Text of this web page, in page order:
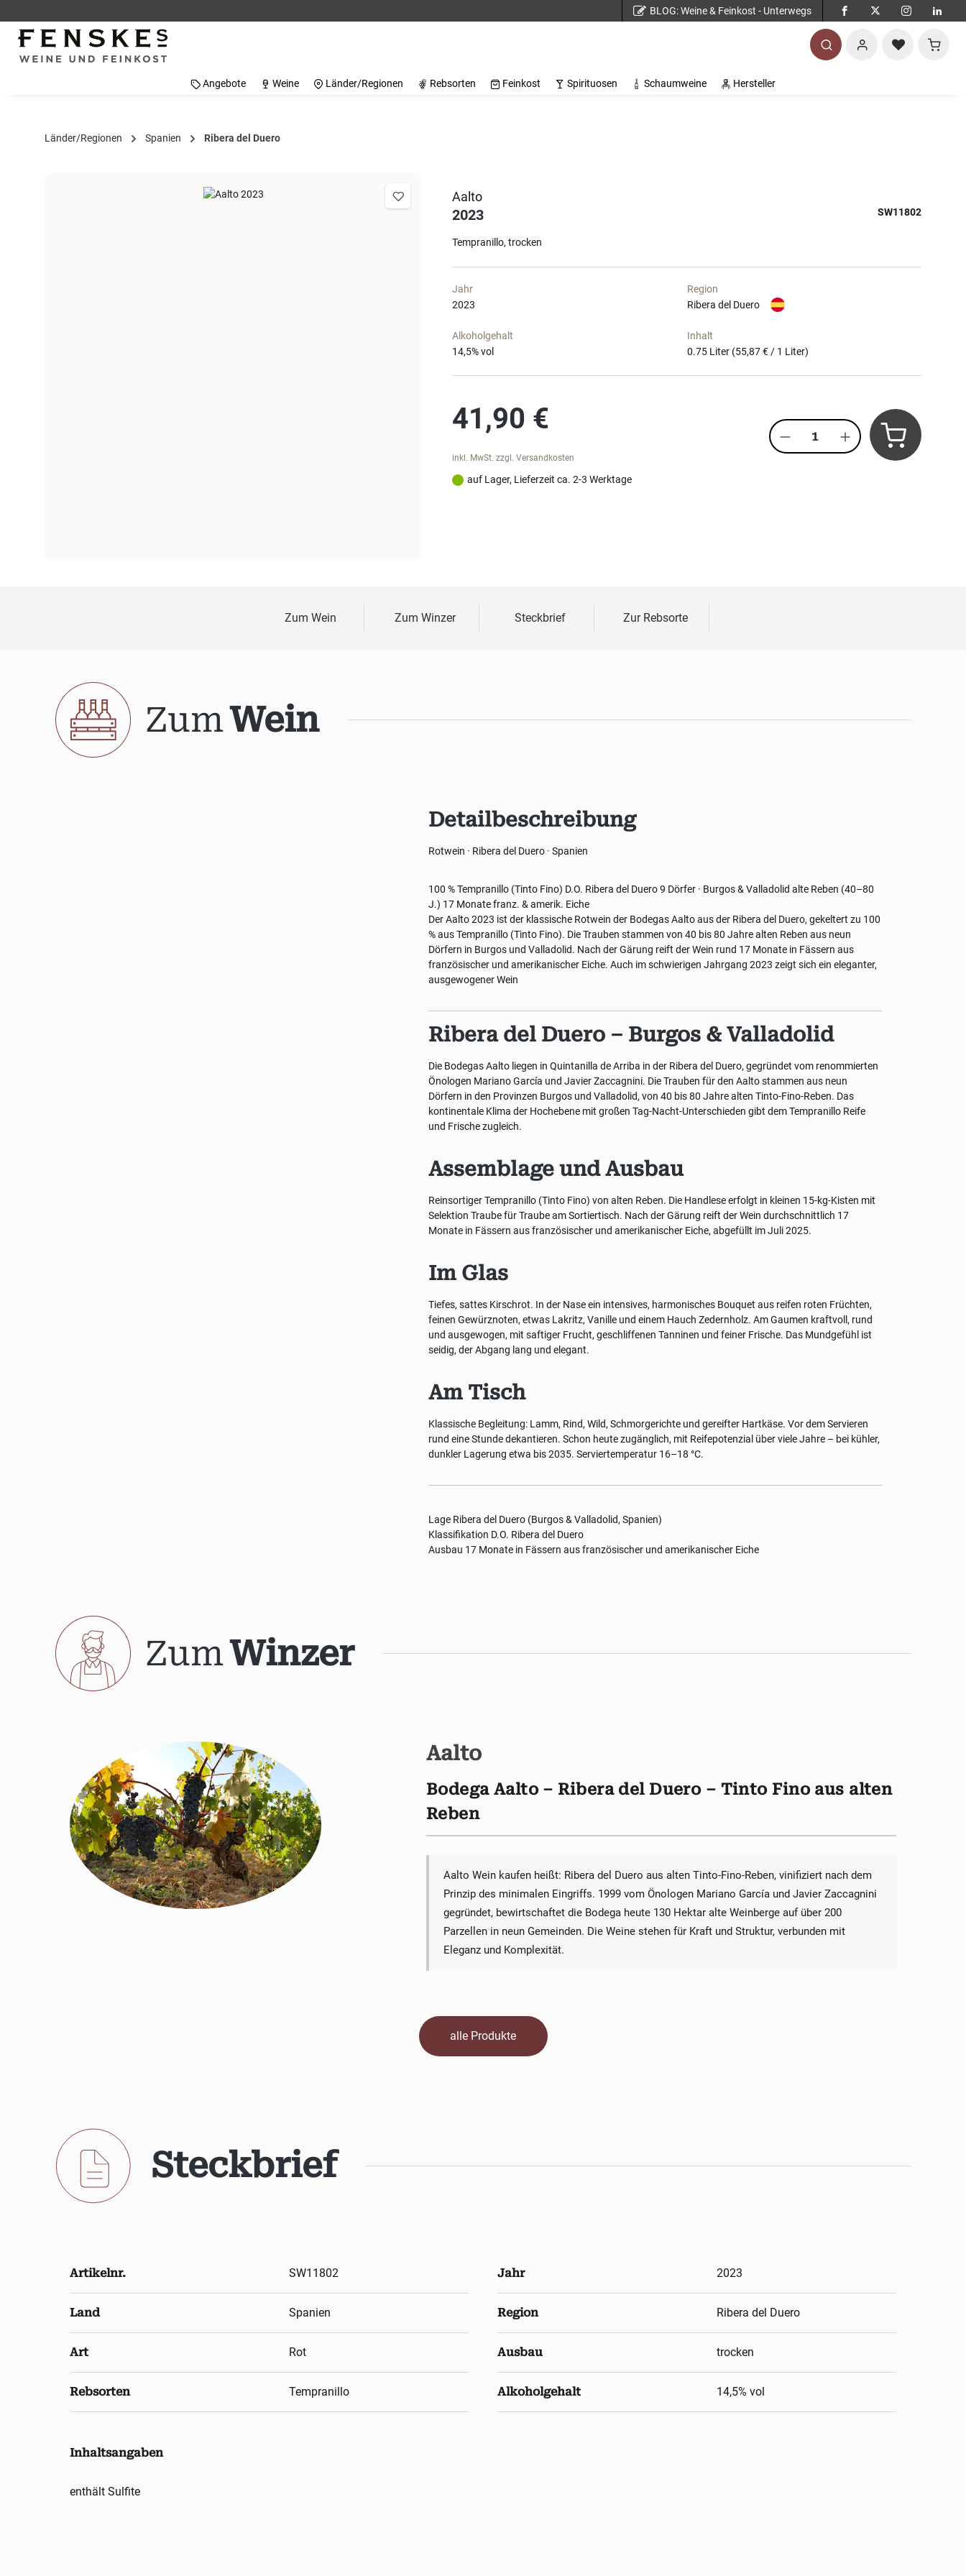
BLOG: Weine & Feinkost - Unterwegs
Angebote Weine Länder/Regionen Rebsorten Feinkost Spirituosen Schaumweine Hersteller
Länder/Regionen Spanien Ribera del Duero
Aalto
2023 SW11802
Tempranillo trocken
Jahr
2023
Region
Ribera del Duero
Alkoholgehalt
14,5% vol
Inhalt
0.75 Liter (55,87 € / 1 Liter)
41,90 €
inkl. MwSt. zzgl. Versandkosten
Produkt Anzahl: Gib den
auf Lager, Lieferzeit ca. 2-3 Werktage
Zum Wein Zum Winzer Steckbrief Zur Rebsorte
ZumWein
Detailbeschreibung
Rotwein · Ribera del Duero · Spanien
100 % Tempranillo (Tinto Fino) D.O. Ribera del Duero9 Dörfer · Burgos & Valladolid alte Reben (40–80
J.) 17 Monate franz. & amerik. Eiche
Der Aalto 2023 ist der klassische Rotwein der Bodegas Aalto aus der Ribera del Duero, gekeltert zu 100
% aus Tempranillo (Tinto Fino). Die Trauben stammen von 40 bis 80 Jahre alten Reben aus neun
Dörfern in Burgos und Valladolid. Nach der Gärung reift der Wein rund 17 Monate in Fässern aus
französischer und amerikanischer Eiche. Auch im schwierigen Jahrgang 2023 zeigt sich ein eleganter,
ausgewogener Wein
Ribera del Duero – Burgos & Valladolid
Die Bodegas Aalto liegen in Quintanilla de Arriba in der Ribera del Duero, gegründet vom renommierten
Önologen Mariano García und Javier Zaccagnini. Die Trauben für den Aalto stammen aus neun
Dörfern in den Provinzen Burgos und Valladolid, von 40 bis 80 Jahre alten Tinto-Fino-Reben. Das
kontinentale Klima der Hochebene mit großen Tag-Nacht-Unterschieden gibt dem Tempranillo Reife
und Frische zugleich.
Assemblage und Ausbau
Reinsortiger Tempranillo (Tinto Fino) von alten Reben. Die Handlese erfolgt in kleinen 15-kg-Kisten mit
Selektion Traube für Traube am Sortiertisch. Nach der Gärung reift der Wein durchschnittlich 17
Monate in Fässern aus französischer und amerikanischer Eiche, abgefüllt im Juli 2025.
Im Glas
Tiefes, sattes Kirschrot. In der Nase ein intensives, harmonisches Bouquet aus reifen roten Früchten,
feinen Gewürznoten, etwas Lakritz, Vanille und einem Hauch Zedernholz. Am Gaumen kraftvoll, rund
und ausgewogen, mit saftiger Frucht, geschliffenen Tanninen und feiner Frische. Das Mundgefühl ist
seidig, der Abgang lang und elegant.
Am Tisch
Klassische Begleitung: Lamm, Rind, Wild, Schmorgerichte und gereifter Hartkäse. Vor dem Servieren
rund eine Stunde dekantieren. Schon heute zugänglich, mit Reifepotenzial über viele Jahre – bei kühler,
dunkler Lagerung etwa bis 2035. Serviertemperatur 16–18 °C.
Lage Ribera del Duero (Burgos & Valladolid, Spanien)
Klassifikation D.O. Ribera del Duero
Ausbau 17 Monate in Fässern aus französischer und amerikanischer Eiche
ZumWinzer
Aalto
Bodega Aalto – Ribera del Duero – Tinto Fino aus alten
Reben
Aalto Wein kaufen heißt: Ribera del Duero aus alten Tinto-Fino-Reben, vinifiziert nach dem
Prinzip des minimalen Eingriffs. 1999 vom Önologen Mariano García und Javier Zaccagnini
gegründet, bewirtschaftet die Bodega heute 130 Hektar alte Weinberge auf über 200
Parzellen in neun Gemeinden. Die Weine stehen für Kraft und Struktur, verbunden mit
Eleganz und Komplexität.
alle Produkte
Steckbrief
Artikelnr. SW11802 Jahr 2023
Land Spanien Region Ribera del Duero
Art Rot Ausbau trocken
Rebsorten Tempranillo Alkoholgehalt 14,5% vol
Inhaltsangaben
enthält Sulfite